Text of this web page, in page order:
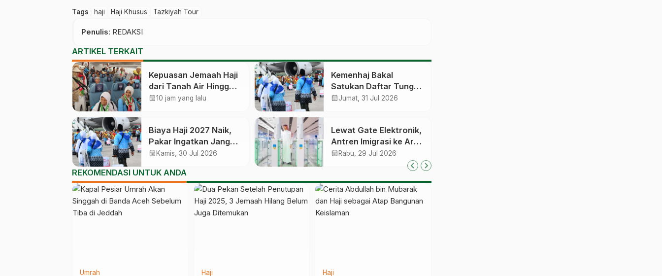
Tags haji Haji Khusus Tazkiyah Tour
Penulis: REDAKSI
ARTIKEL TERKAIT
Kepuasan Jemaah Haji
dari Tanah Air Hingga
Kembali Catat Angka
calendar_month10 jam yang lalu
Kemenhaj Bakal
Satukan Daftar Tunggu
Haji, Antrean Berbasis
calendar_monthJumat, 31 Jul 2026
Biaya Haji 2027 Naik,
Pakar Ingatkan Jangan
Habiskan Dana
Jemaah yang Masih
Antre
calendar_month Kamis, 30 Jul 2026
Lewat Gate Elektronik,
Antren Imigrasi ke Arab
Saudi Bisa Kini Cepat
calendar_month Rabu, 29 Jul 2026
REKOMENDASI UNTUK ANDA
Umrah Haji Haji